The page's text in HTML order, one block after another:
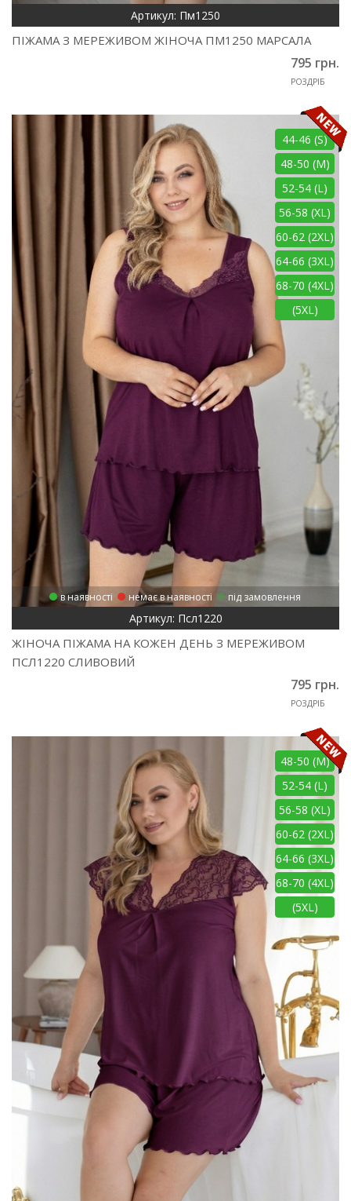
Артикул: Пм1250
ПІЖАМА З МЕРЕЖИВОМ ЖІНОЧА ПМ1250 МАРСАЛА
795 грн.
РОЗДРІБ
44-46 (S)
48-50 (M)
52-54 (L)
56-58 (XL)
60-62 (2XL)
64-66 (3XL)
68-70 (4XL)
(5XL)
в наявності немає в наявності під замовлення
Артикул: Псл1220
ЖІНОЧА ПІЖАМА НА КОЖЕН ДЕНЬ З МЕРЕЖИВОМ
ПСЛ1220 СЛИВОВИЙ
795 грн.
РОЗДРІБ
48-50 (M)
52-54 (L)
56-58 (XL)
60-62 (2XL)
64-66 (3XL)
68-70 (4XL)
(5XL)